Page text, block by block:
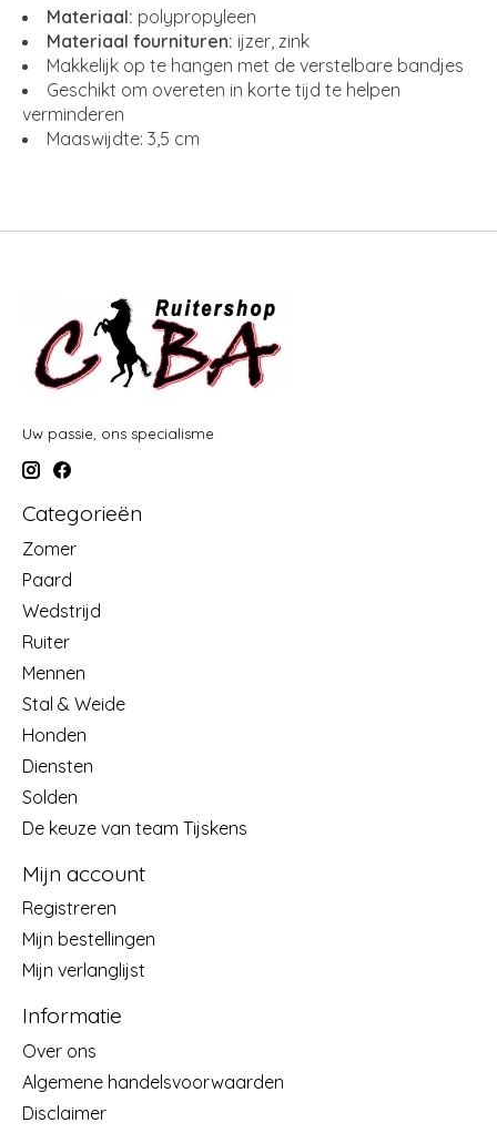
Materiaal: polypropyleen
Materiaal fournituren: ijzer, zink
Makkelijk op te hangen met de verstelbare bandjes
Geschikt om overeten in korte tijd te helpen
verminderen
Maaswijdte: 3,5 cm
Uw passie, ons specialisme
Categorieën
Zomer
Paard
Wedstrijd
Ruiter
Mennen
Stal & Weide
Honden
Diensten
Solden
De keuze van team Tijskens
Mijn account
Registreren
Mijn bestellingen
Mijn verlanglijst
Informatie
Over ons
Algemene handelsvoorwaarden
Disclaimer